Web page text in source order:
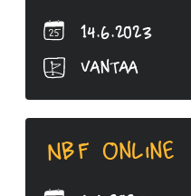
14.6.2023
Vantaa
NBF Online